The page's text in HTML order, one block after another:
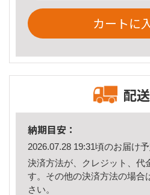
カートに
配
納期目安：
2026.07.28 19:31頃のお届け予
決済方法が、クレジット、代
す。その他の決済方法の場合
さい。